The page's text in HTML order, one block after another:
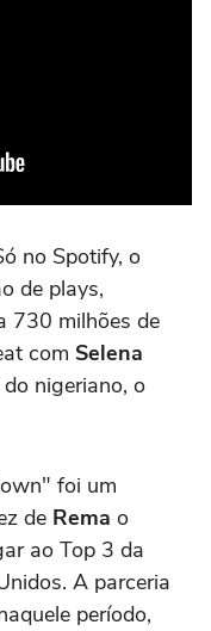
no Spotify, o
de plays,
730 milhões de
com Selena
nigeriano, o
foi um
de Rema o
ao Top 3 da
A parceria
período,